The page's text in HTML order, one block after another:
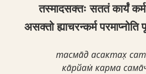
तस्मादसक्तः सततं कार्यं
असक्तो ह्याचरन्कर्म
тасма̄д асактах̣
ка̄рйам̇ карма